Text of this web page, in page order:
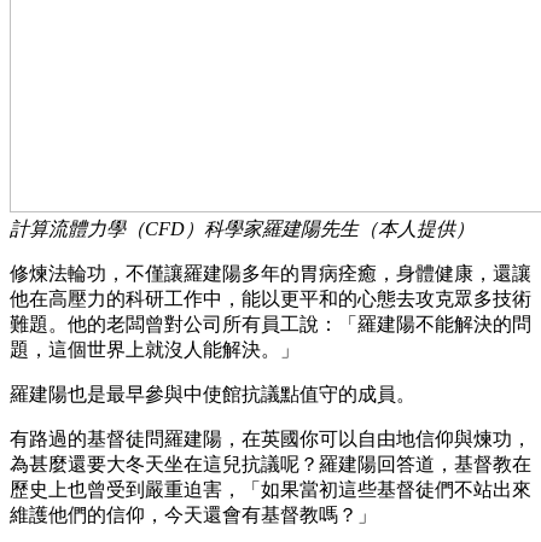
計算流體力學（CFD）科學家羅建陽先生（本人提供）
修煉法輪功，不僅讓羅建陽多年的胃病痊癒，身體健康，還讓
他在高壓力的科研工作中，能以更平和的心態去攻克眾多技術
難題。他的老闆曾對公司所有員工說：「羅建陽不能解決的問
題，這個世界上就沒人能解決。」
羅建陽也是最早參與中使館抗議點值守的成員。
有路過的基督徒問羅建陽，在英國你可以自由地信仰與煉功，
為甚麼還要大冬天坐在這兒抗議呢？羅建陽回答道，基督教在
歷史上也曾受到嚴重迫害，「如果當初這些基督徒們不站出來
維護他們的信仰，今天還會有基督教嗎？」